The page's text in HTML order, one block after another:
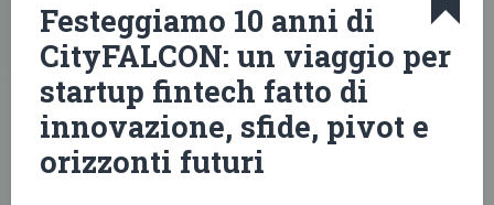
Festeggiamo 10 anni di
CityFALCON: un viaggio per
startup fintech fatto di
innovazione, sfide, pivot e
orizzonti futuri